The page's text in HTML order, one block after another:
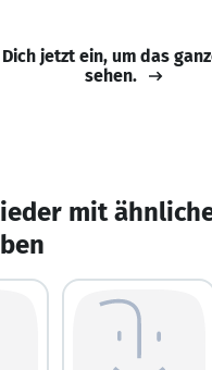
Dich jetzt ein, um das
sehen.
mit